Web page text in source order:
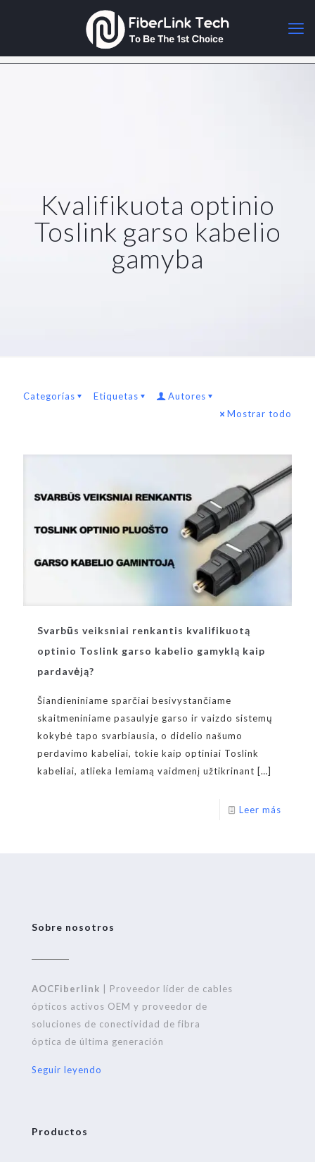
Kvalifikuota optinio
Toslink garso kabelio
gamyba
Categorías Etiquetas
Autores
Mostrar todo
Svarbūs veiksniai renkantis kvalifikuotą
optinio Toslink garso kabelio gamyklą kaip
pardavėją?
Šiandieniniame sparčiai besivystančiame
skaitmeniniame pasaulyje garso ir vaizdo sistemų
kokybė tapo svarbiausia, o didelio našumo
perdavimo kabeliai, tokie kaip optiniai Toslink
kabeliai, atlieka lemiamą vaidmenį užtikrinant […]
Leer más
Sobre nosotros
AOCFiberlink | Proveedor líder de cables
ópticos activos OEM y proveedor de
soluciones de conectividad de fibra
óptica de última generación
Seguir leyendo
Productos